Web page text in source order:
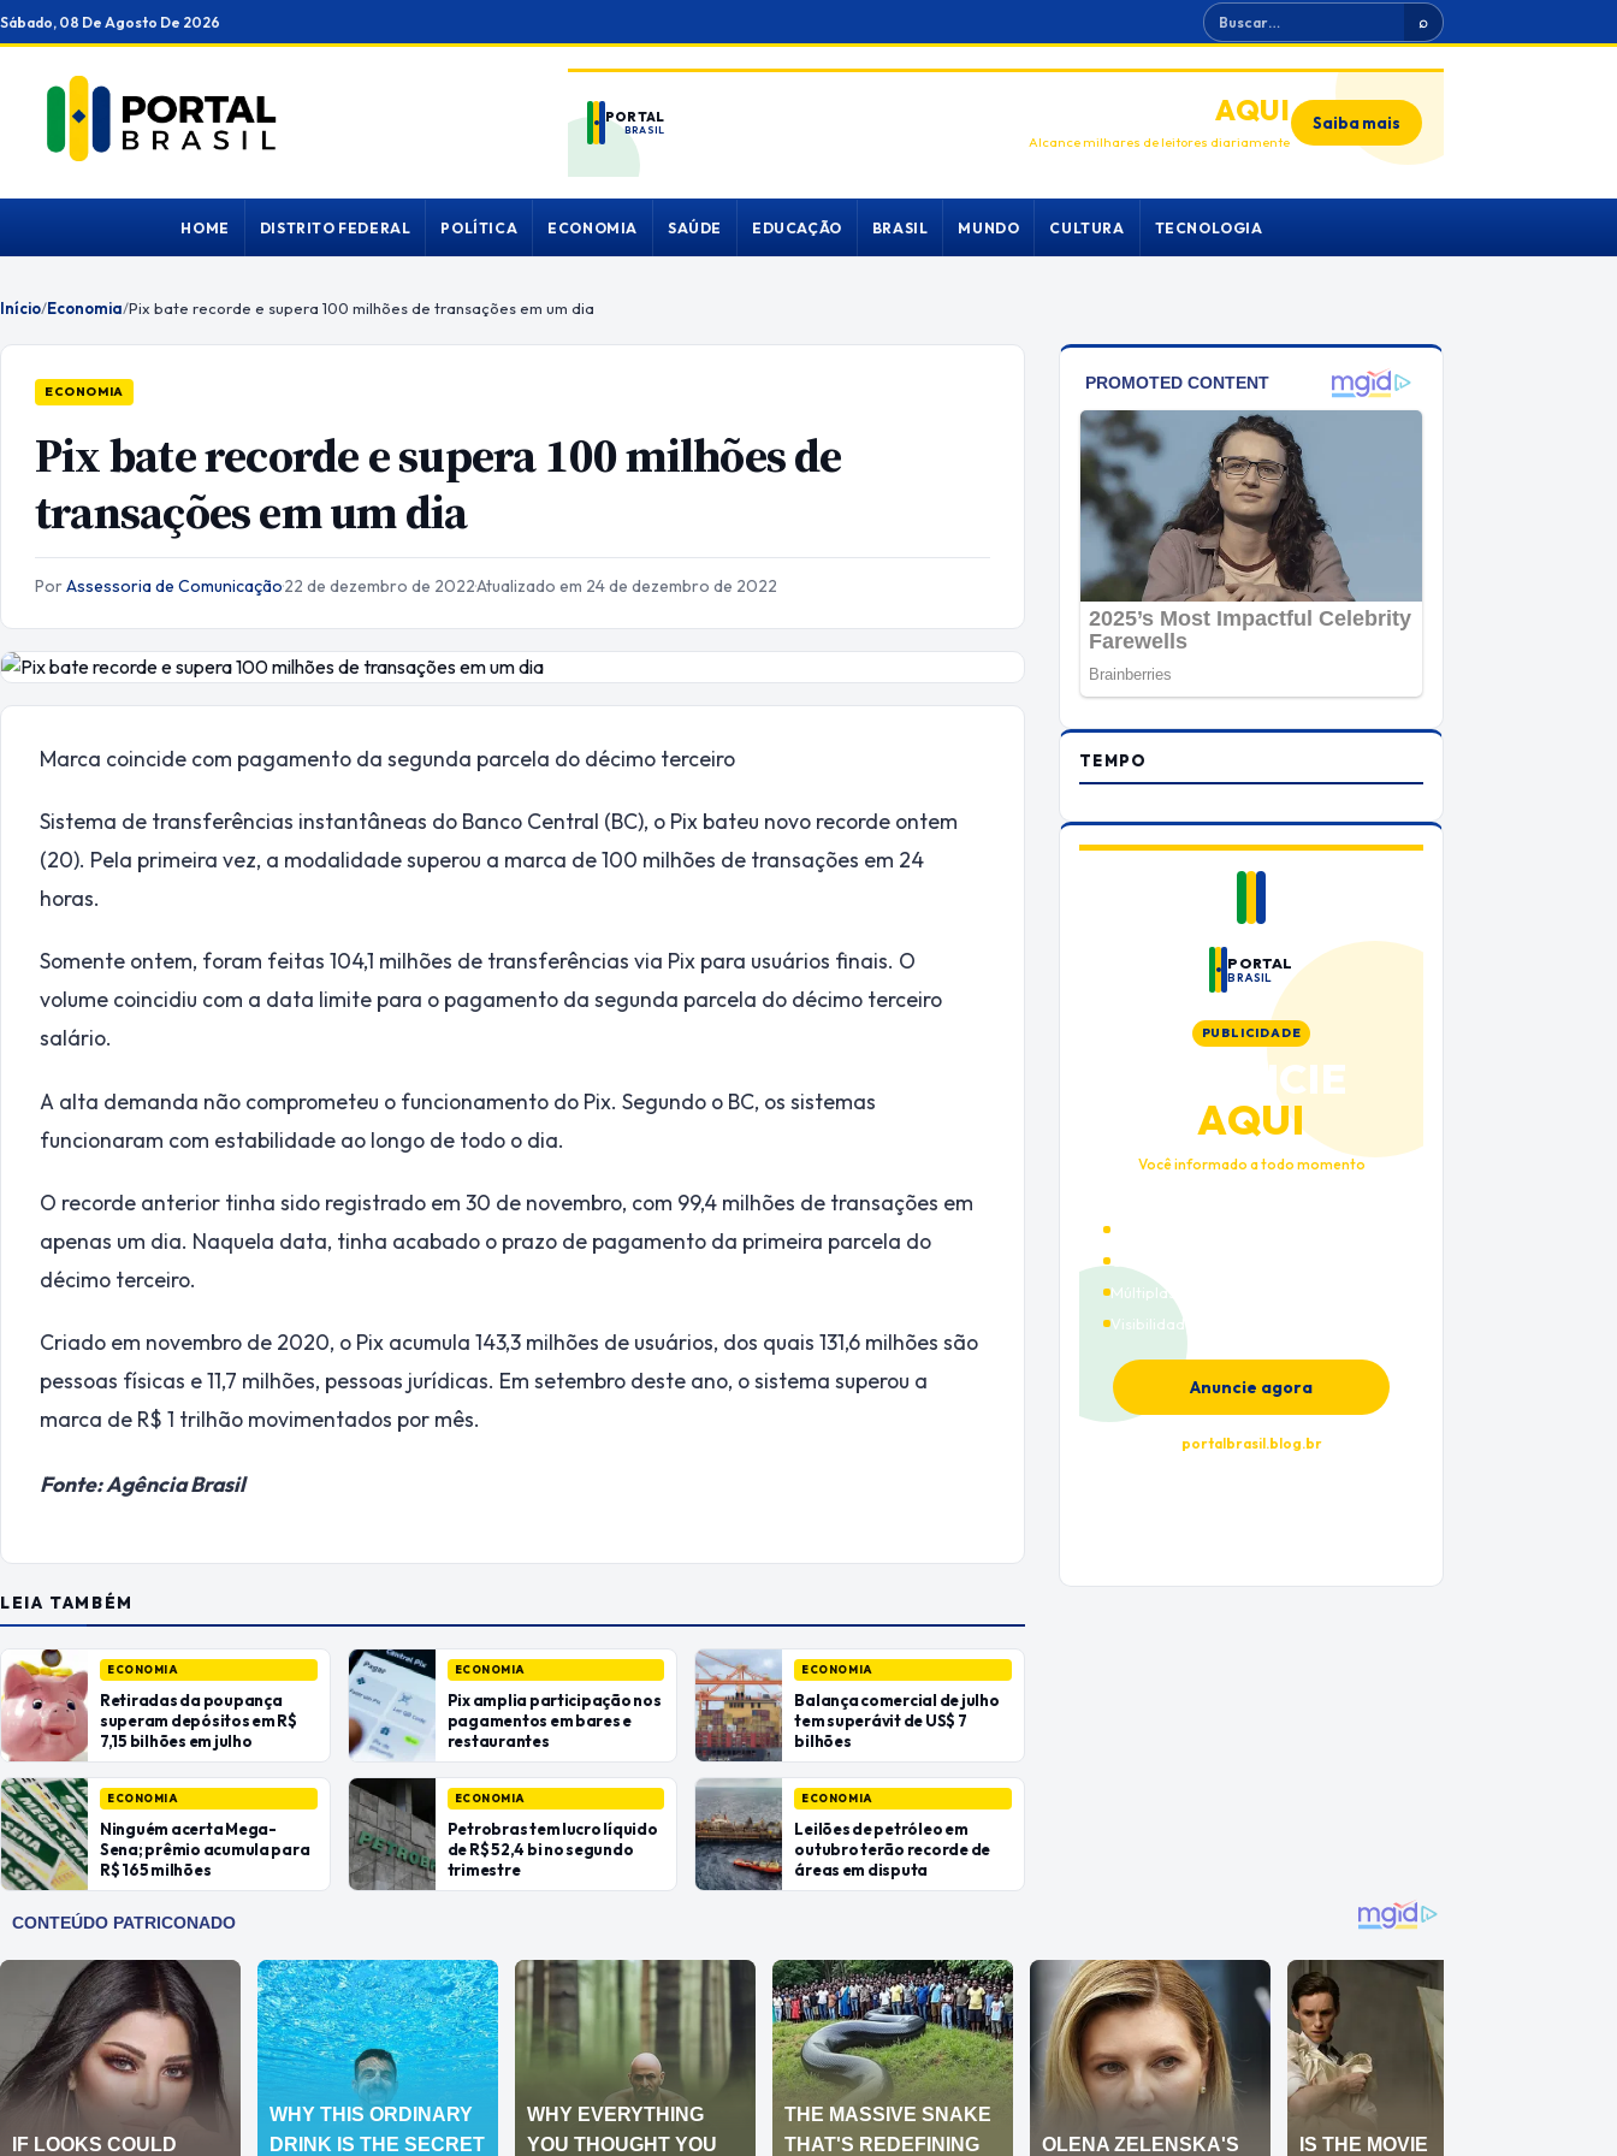
Ir
para
conteúdo
Sábado, 08 De Agosto De 2026 Buscar ⌕
PORTAL
BRASIL
ANUNCIEAQUI
Alcance milhares de leitores diariamente
Saiba mais
HOME DISTRITO FEDERAL POLÍTICA ECONOMIA SAÚDE EDUCAÇÃO BRASIL MUNDO CULTURA TECNOLOGIA
Início/Economia/Pix bate recorde e supera 100 milhões de transações em um dia
ECONOMIA
Pix bate recorde e supera 100 milhões de
transações em um dia
PorAssessoria de Comunicação·22 de dezembro de 2022·Atualizado em 24 de dezembro de 2022
Marca coincide com pagamento da segunda parcela do décimo terceiro
Sistema de transferências instantâneas do Banco Central (BC), o Pix bateu novo recorde ontem
(20). Pela primeira vez, a modalidade superou a marca de 100 milhões de transações em 24
horas.
Somente ontem, foram feitas 104,1 milhões de transferências via Pix para usuários finais. O
volume coincidiu com a data limite para o pagamento da segunda parcela do décimo terceiro
salário.
A alta demanda não comprometeu o funcionamento do Pix. Segundo o BC, os sistemas
funcionaram com estabilidade ao longo de todo o dia.
O recorde anterior tinha sido registrado em 30 de novembro, com 99,4 milhões de transações em
apenas um dia. Naquela data, tinha acabado o prazo de pagamento da primeira parcela do
décimo terceiro.
Criado em novembro de 2020, o Pix acumula 143,3 milhões de usuários, dos quais 131,6 milhões são
pessoas físicas e 11,7 milhões, pessoas jurídicas. Em setembro deste ano, o sistema superou a
marca de R$ 1 trilhão movimentados por mês.
Fonte: Agência Brasil
LEIA TAMBÉM
ECONOMIA
Retiradas da poupança
superam depósitos em R$
7,15 bilhões em julho
ECONOMIA
Ninguém acerta Mega-
Sena; prêmio acumula para
R$ 165 milhões
ECONOMIA
Pix amplia participação nos
pagamentos em bares e
restaurantes
ECONOMIA
Petrobras tem lucro líquido
de R$ 52,4 bi no segundo
trimestre
ECONOMIA
Balança comercial de julho
tem superávit de US$ 7
bilhões
ECONOMIA
Leilões de petróleo em
outubro terão recorde de
áreas em disputa
TEMPO
PORTAL
BRASIL
PUBLICIDADE
ANUNCIE
AQUI
Você informado a todo momento
Cobertura nacional
Múltiplas categorias
Visibilidade premium
Anuncie agora
portalbrasil.blog.br